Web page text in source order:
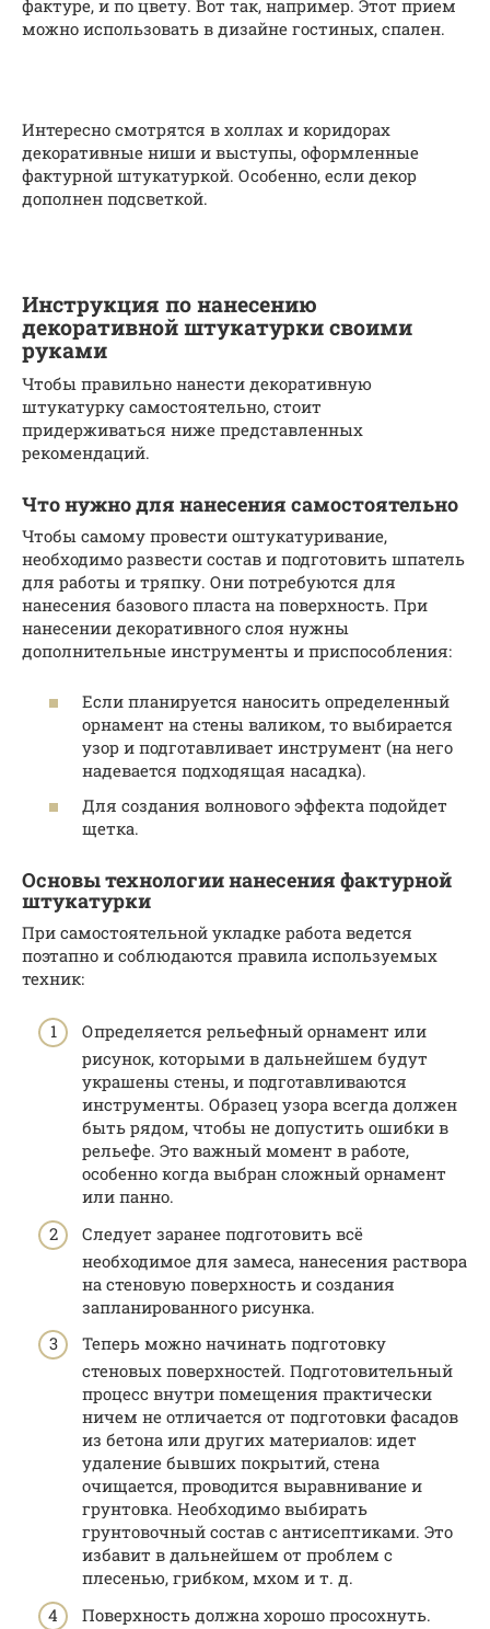
фактуре, и по цвету. Вот так, например. Этот прием
можно использовать в дизайне гостиных, спален.
Интересно смотрятся в холлах и коридорах
декоративные ниши и выступы, оформленные
фактурной штукатуркой. Особенно, если декор
дополнен подсветкой.
Инструкция по нанесению
декоративной штукатурки своими
руками
Чтобы правильно нанести декоративную
штукатурку самостоятельно, стоит
придерживаться ниже представленных
рекомендаций.
Что нужно для нанесения самостоятельно
Чтобы самому провести оштукатуривание,
необходимо развести состав и подготовить шпатель
для работы и тряпку. Они потребуются для
нанесения базового пласта на поверхность. При
нанесении декоративного слоя нужны
дополнительные инструменты и приспособления:
Если планируется наносить определенный
орнамент на стены валиком, то выбирается
узор и подготавливает инструмент (на него
надевается подходящая насадка).
Для создания волнового эффекта подойдет
щетка.
Основы технологии нанесения фактурной
штукатурки
При самостоятельной укладке работа ведется
поэтапно и соблюдаются правила используемых
техник:
Определяется рельефный орнамент или
рисунок, которыми в дальнейшем будут
украшены стены, и подготавливаются
инструменты. Образец узора всегда должен
быть рядом, чтобы не допустить ошибки в
рельефе. Это важный момент в работе,
особенно когда выбран сложный орнамент
или панно.
Следует заранее подготовить всё
необходимое для замеса, нанесения раствора
на стеновую поверхность и создания
запланированного рисунка.
Теперь можно начинать подготовку
стеновых поверхностей. Подготовительный
процесс внутри помещения практически
ничем не отличается от подготовки фасадов
из бетона или других материалов: идет
удаление бывших покрытий, стена
очищается, проводится выравнивание и
грунтовка. Необходимо выбирать
грунтовочный состав с антисептиками. Это
избавит в дальнейшем от проблем с
плесенью, грибком, мхом и т. д.
Поверхность должна хорошо просохнуть.